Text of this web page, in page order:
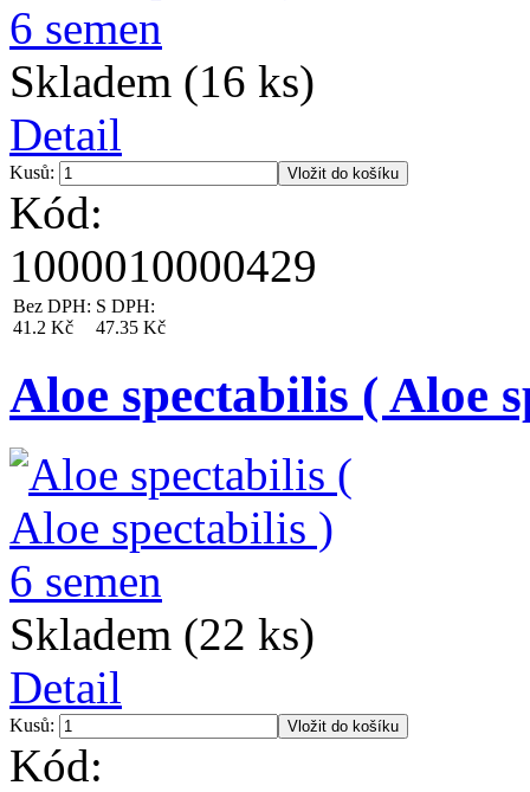
Skladem (16 ks)
Detail
Kusů:
Kód:
1000010000429
Bez DPH:
41.2 Kč
S DPH:
47.35 Kč
Aloe spectabilis ( Aloe
Skladem (22 ks)
Detail
Kusů:
Kód: